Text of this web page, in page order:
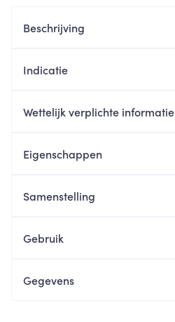
Beschrijving
Indicatie
Wettelijk verplichte informatie
Eigenschappen
Samenstelling
Gebruik
Gegevens